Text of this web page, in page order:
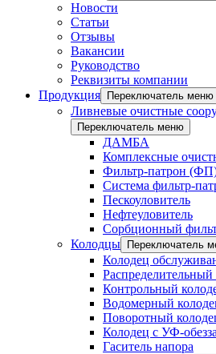
Новости
Статьи
Отзывы
Вакансии
Руководство
Реквизиты компании
Продукция
Переключатель меню
Ливневые очистные
Переключатель меню
ДАМБА
Комплексные
Фильтр-патрон
Система фильтр-
Пескоуловитель
Нефтеуловитель
Сорбционный
Колодцы
Переключатель
Колодец
Распределительный
Контрольный
Водомерный
Поворотный
Колодец с УФ-
Гаситель напора